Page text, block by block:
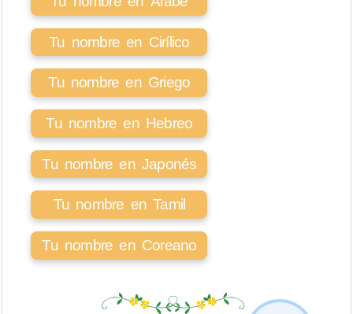
Tu nombre en Cirílico
Tu nombre en Griego
Tu nombre en Hebreo
Tu nombre en Japonés
Tu nombre en Tamil
Tu nombre en Coreano